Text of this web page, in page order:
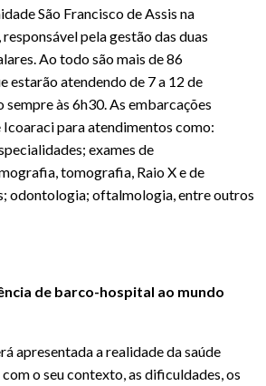
São Francisco de Assis na
pela gestão das duas
Ao todo são mais de 86
estarão atendendo de 7 a 12 de
às 6h30. As embarcações
para atendimentos como:
exames de
tomografia, Raio X e de
odontologia; oftalmologia, entre outros
de barco-hospital ao mundo
apresentada a realidade da saúde
o seu contexto, as dificuldades, os